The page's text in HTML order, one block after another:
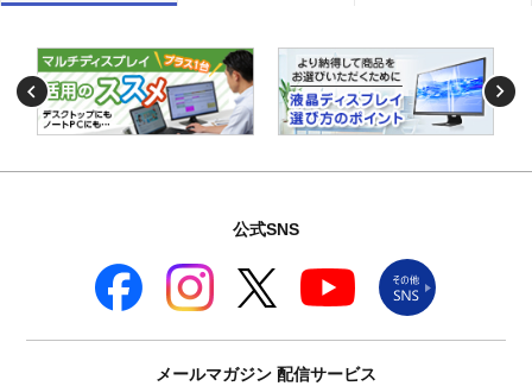
公式SNS
メールマガジン 配信サービス